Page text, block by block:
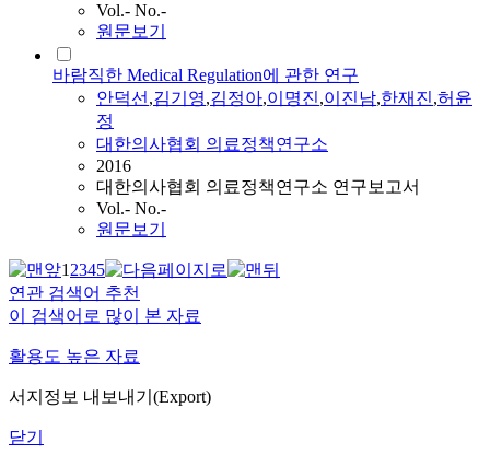
Vol.- No.-
원문보기
바람직한 Medical Regulation에 관한 연구
안덕선,김기영,김정아,이명진,이진남,한재진,허윤
정
대한의사협회 의료정책연구소
2016
대한의사협회 의료정책연구소 연구보고서
Vol.- No.-
원문보기
12345
연관 검색어 추천
이 검색어로 많이 본 자료
활용도 높은 자료
서지정보 내보내기(Export)
닫기